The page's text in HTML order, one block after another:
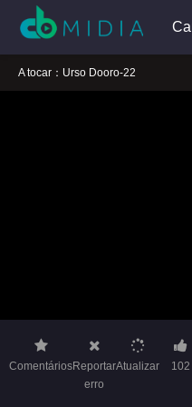
A tocar：Urso Dooro-22
ComentáriosReportar
erro
Atualizar 102